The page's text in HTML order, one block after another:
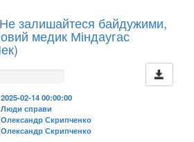
залишайтеся байдужими,
медик Міндаугас
2025-02-14 00:00:00
Люди справи
Олександр Скрипченко
Олександр Скрипченко